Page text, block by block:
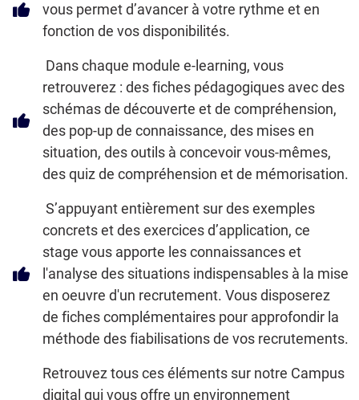
vous permet d’avancer à votre rythme et en
fonction de vos disponibilités.
Dans chaque module e-learning, vous
retrouverez : des fiches pédagogiques avec des
schémas de découverte et de compréhension,
des pop-up de connaissance, des mises en
situation, des outils à concevoir vous-mêmes,
des quiz de compréhension et de mémorisation.
S’appuyant entièrement sur des exemples
concrets et des exercices d’application, ce
stage vous apporte les connaissances et
l'analyse des situations indispensables à la mise
en oeuvre d'un recrutement. Vous disposerez
de fiches complémentaires pour approfondir la
méthode des fiabilisations de vos recrutements.
Retrouvez tous ces éléments sur notre Campus
digital qui vous offre un environnement